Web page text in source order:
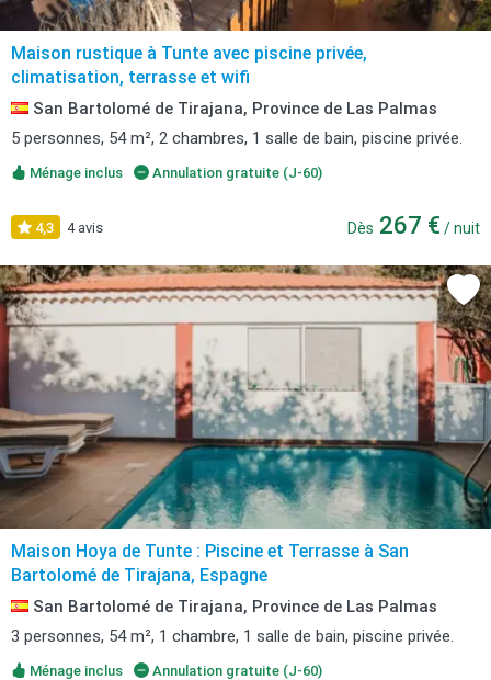
Maison rustique à Tunte avec piscine privée,
climatisation, terrasse et wifi
San Bartolomé de Tirajana, Province de Las Palmas
5 personnes, 54 m², 2 chambres, 1 salle de bain, piscine privée.
Ménage inclus Annulation gratuite (J-60)
4,3 4 avis Dès 267 € / nuit
Maison Hoya de Tunte : Piscine et Terrasse à San
Bartolomé de Tirajana, Espagne
San Bartolomé de Tirajana, Province de Las Palmas
3 personnes, 54 m², 1 chambre, 1 salle de bain, piscine privée.
Ménage inclus Annulation gratuite (J-60)